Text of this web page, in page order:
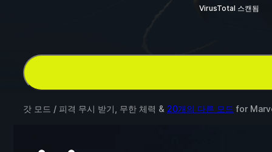
VirusTotal 스캔됨
갓 모드 / 피격 무시 받기, 무한 체력 & 20개의 다른 모드 for